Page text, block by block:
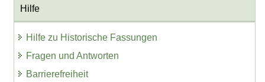
Hilfe
Hilfe zu Historische Fassungen
Fragen und Antworten
Barrierefreiheit